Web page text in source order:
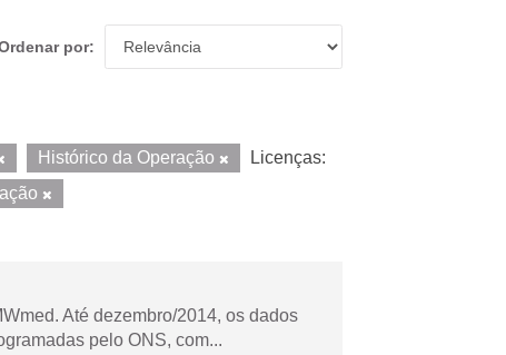
por
Histórico da Operação
Licenças:
Até dezembro/2014, os dados
pelo ONS, com...